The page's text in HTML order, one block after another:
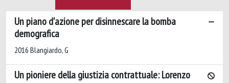
Un piano d'azione per disinnescare la bomba
demografica
2016 Blangiardo, G
Un pioniere della giustizia contrattuale: Lorenzo